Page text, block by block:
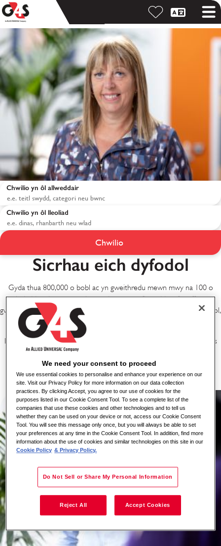
Rolau swyddogaethol -
Lefel mynediad i
Reolaeth
Chwilio yn ôl allweddair
Chwilio yn ôl lleoliad
Chwilio
Sicrhau eich dyfodol
Gyda thua 800,000 o bobl ac yn gweithredu mewn mwy na 100 o
wledydd, rydym yn cynnig ystod eang o gyfleoedd gyrfa cyffrous,
gwerth chweil a hirdymor lle gallwch wneud gwahaniaeth gwirioneddol,
boed yn y swyddfa neu ar y rheng flaen.
Rydym yn cael ein hymddiried i sicrhau diogelwch, amddiffyniad a lles
pobl a chymunedau ledled y byd.
Gweld Swyddi
We need your consent to proceed
We use essential cookies to personalise and enhance your experience on our
site. Visit our Privacy Policy for more information on our data collection
practices. By clicking Accept, you agree to our use of cookies for the
purposes listed in our Cookie Consent Tool. To see a complete list of the
companies that use these cookies and other technologies and to tell us
whether they can be used on your device or not, access our Cookie Consent
Tool. You will see this message only once, but you will always be able to set
your preferences at any time in the Cookie Consent Tool. In addition, find more
information about the use of cookies and similar technologies on this site in our
Cookie Policy & Privacy Policy.
Do Not Sell or Share My Personal Information
Reject All Accept Cookies